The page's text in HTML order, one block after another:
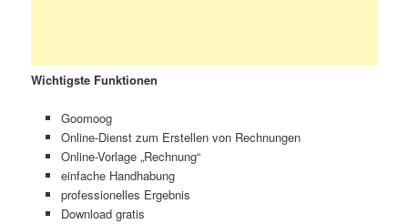
Wichtigste Funktionen
Goomoog
Online-Dienst zum Erstellen von Rechnungen
Online-Vorlage „Rechnung“
einfache Handhabung
professionelles Ergebnis
Download gratis